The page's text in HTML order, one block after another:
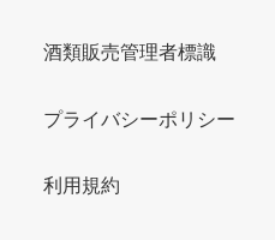
酒類販売管理者標識
プライバシーポリシー
利用規約